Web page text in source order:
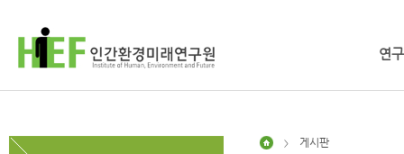
연
> 게시판